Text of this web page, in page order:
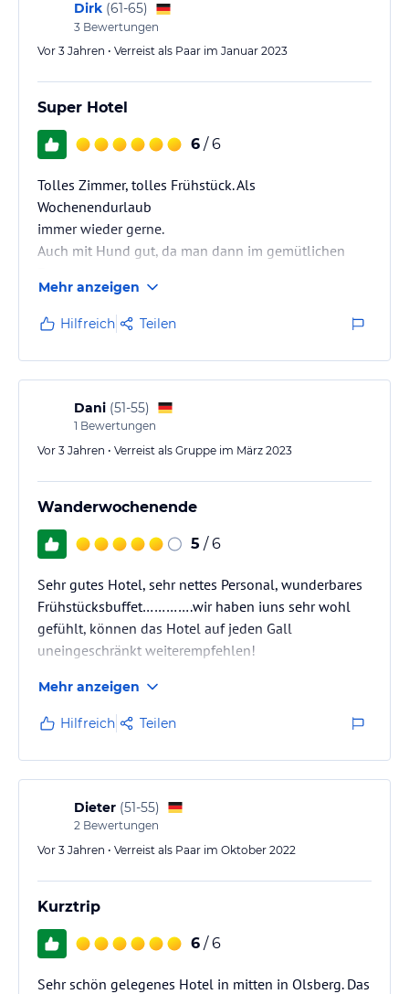
Dirk (61-65)
3 Bewertungen
Vor 3 Jahren • Verreist als Paar im Januar 2023
Super Hotel
6 / 6
Tolles Zimmer, tolles Frühstück. Als
Wochenendurlaub
immer wieder gerne.
Auch mit Hund gut, da man dann im gemütlichen
sitzen kann.
Mehr anzeigen
Hilfreich Teilen
Dani (51-55)
1 Bewertungen
Vor 3 Jahren • Verreist als Gruppe im März 2023
Wanderwochenende
5 / 6
Sehr gutes Hotel, sehr nettes Personal, wunderbares
Frühstücksbuffet………….wir haben iuns sehr wohl
gefühlt, können das Hotel auf jeden Gall
uneingeschränkt weiterempfehlen!
Mehr anzeigen
Hilfreich Teilen
Dieter (51-55)
2 Bewertungen
Vor 3 Jahren • Verreist als Paar im Oktober 2022
Kurztrip
6 / 6
Sehr schön gelegenes Hotel in mitten in Olsberg. Das